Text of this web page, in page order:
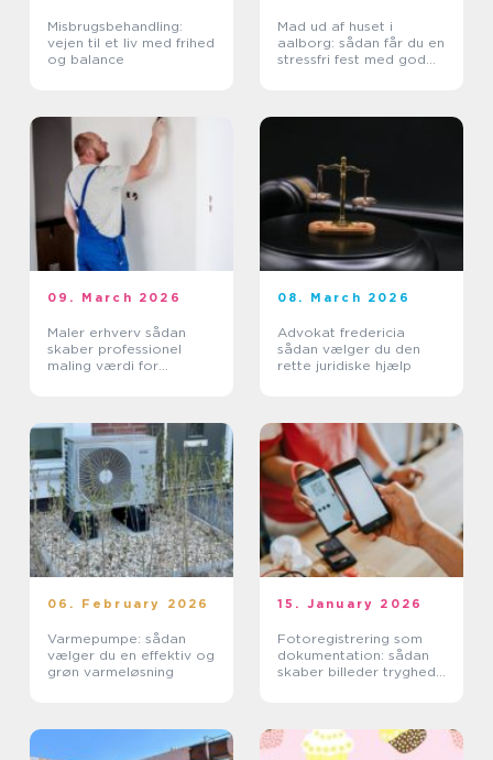
Misbrugsbehandling:
vejen til et liv med frihed
og balance
Mad ud af huset i
aalborg: sådan får du en
stressfri fest med god
09. March 2026
Maler erhverv sådan
skaber professionel
maling værdi for
08. March 2026
Advokat fredericia
sådan vælger du den
rette juridiske hjælp
06. February 2026
Varmepumpe: sådan
vælger du en effektiv og
grøn varmeløsning
15. January 2026
Fotoregistrering som
dokumentation: sådan
skaber billeder tryghed i